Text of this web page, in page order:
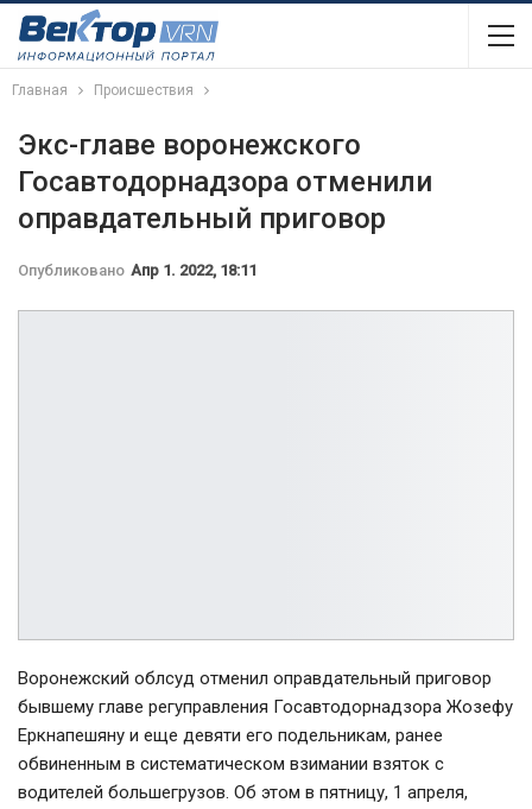
Главная Происшествия
Экс-главе воронежского
Госавтодорнадзора отменили
оправдательный приговор
Опубликовано Апр 1. 2022, 18:11
Воронежский облсуд отменил оправдательный приговор
бывшему главе регуправления Госавтодорнадзора Жозефу
Еркнапешяну и еще девяти его подельникам, ранее
обвиненным в систематическом взимании взяток с
водителей большегрузов. Об этом в пятницу, 1 апреля,